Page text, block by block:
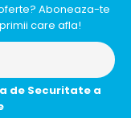
Aboneaza-te
care afla!
de Securitate a